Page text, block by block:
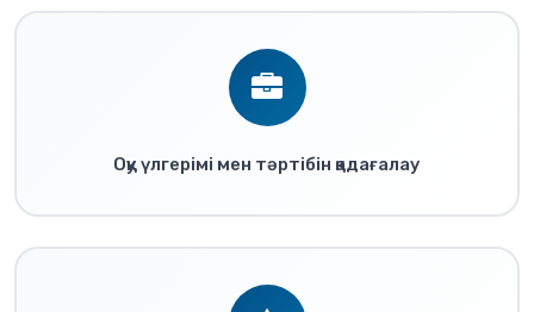
Оқу үлгерімі мен тәртібін қадағалау